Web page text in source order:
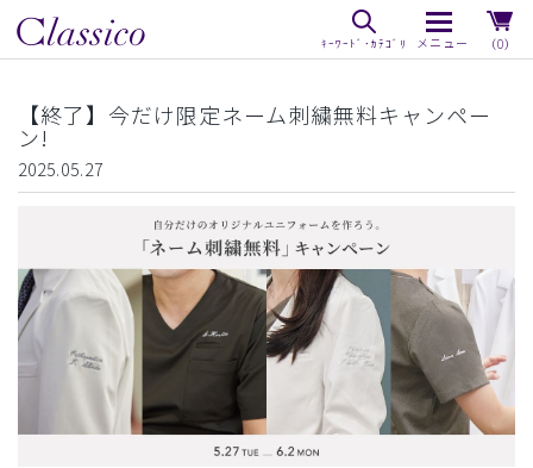
（0）
【終了】今だけ限定ネーム刺繍無料キャンペー
ン!
2025.05.27